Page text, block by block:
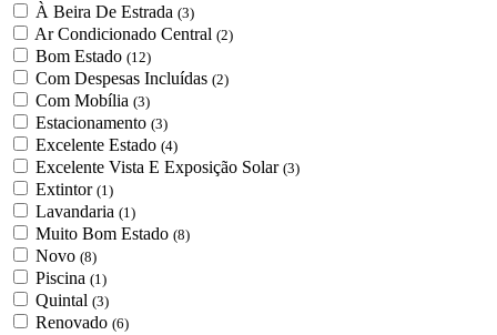
À Beira De Estrada (3)
Ar Condicionado Central (2)
Bom Estado (12)
Com Despesas Incluídas (2)
Com Mobília (3)
Estacionamento (3)
Excelente Estado (4)
Excelente Vista E Exposição Solar (3)
Extintor (1)
Lavandaria (1)
Muito Bom Estado (8)
Novo (8)
Piscina (1)
Quintal (3)
Renovado (6)